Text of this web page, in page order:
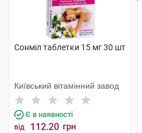
Сонміл таблетки 15 мг 30 шт
Київський вітамінний завод
Є в наявності
від 112.20 грн